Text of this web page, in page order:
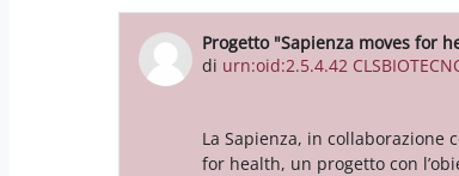
Progetto "Sapienza moves for
di urn:oid:2.5.4.42
Numero di risposte: 0
La Sapienza, in collaborazione
for health, un progetto con